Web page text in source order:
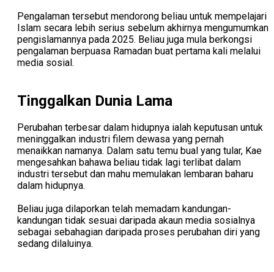
Pengalaman tersebut mendorong beliau untuk mempelajari
Islam secara lebih serius sebelum akhirnya mengumumkan
pengislamannya pada 2025. Beliau juga mula berkongsi
pengalaman berpuasa Ramadan buat pertama kali melalui
media sosial.
Tinggalkan Dunia Lama
Perubahan terbesar dalam hidupnya ialah keputusan untuk
meninggalkan industri filem dewasa yang pernah
menaikkan namanya. Dalam satu temu bual yang tular, Kae
mengesahkan bahawa beliau tidak lagi terlibat dalam
industri tersebut dan mahu memulakan lembaran baharu
dalam hidupnya.
Beliau juga dilaporkan telah memadam kandungan-
kandungan tidak sesuai daripada akaun media sosialnya
sebagai sebahagian daripada proses perubahan diri yang
sedang dilaluinya.